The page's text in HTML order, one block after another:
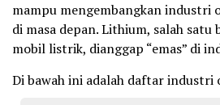
mampu mengembangkan
di masa depan. Lithium, salah satu
mobil listrik, dianggap “emas” di
Di bawah ini adalah daftar